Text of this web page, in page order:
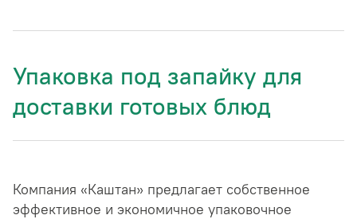
Упаковка под запайку для
доставки готовых блюд
Компания «Каштан» предлагает собственное
эффективное и экономичное упаковочное